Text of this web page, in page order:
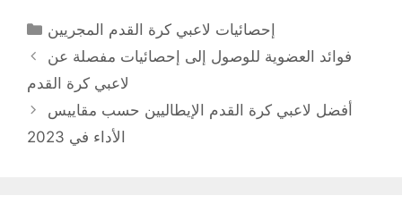
Categories
إحصائيات لاعبي كرة القدم المجريين
فوائد العضوية للوصول إلى إحصائيات مفصلة عن
لاعبي كرة القدم
أفضل لاعبي كرة القدم الإيطاليين حسب مقاييس
الأداء في 2023